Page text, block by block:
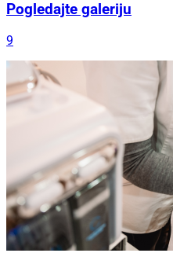
Pogledajte galeriju
9